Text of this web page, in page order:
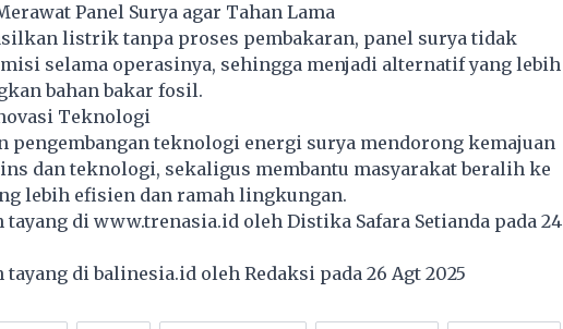
Panel Surya agar Tahan Lama
listrik tanpa proses pembakaran, panel suryatidak
selama operasinya, sehingga menjadi alternatif yang lebih
bahan bakar fosil.
Teknologi
pengembangan teknologi energi surya mendorong kemajuan
dan teknologi, sekaligus membantu masyarakat beralih ke
lebih efisien dan ramah lingkungan.
tayang di www.trenasia.idoleh Distika Safara Setianda pada 24
tayang dibalinesia.idoleh Redaksi pada 26 Agt 2025